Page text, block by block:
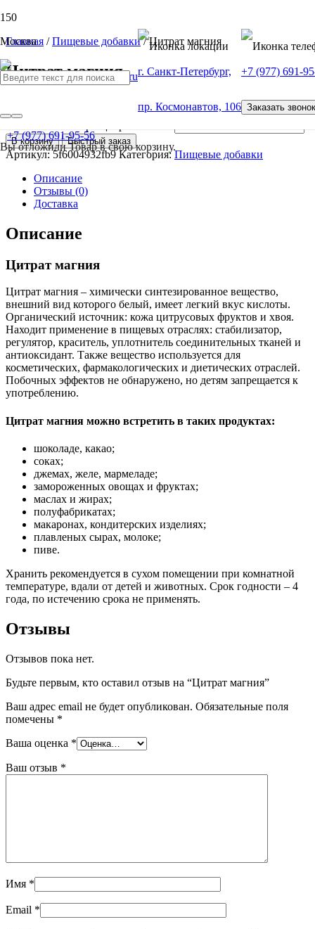
Москва
г. Санкт-Петербург,
пр. Космонавтов, 106
+7 (977) 691-
Заказать звонок
Вы отложилиТоварв свою корзину.
+7 (977) 691-95-56
Главная /Пищевые добавки/ Цитрат магния
Цитрат магния
В корзину Быстрый заказ
Артикул:5f6004932fb9 Категория:Пищевые добавки
Описание
Отзывы (0)
Доставка
Описание
Цитрат магния
Цитрат магния – химически синтезированное вещество,
внешний вид которого белый, имеет легкий вкус кислоты.
Органический источник: кожа цитрусовых фруктов и хвоя.
Находит применение в пищевых отраслях: стабилизатор,
регулятор, краситель, уплотнитель соединительных тканей и
антиоксидант. Также вещество используется для
косметических, фармакологических и диетических отраслей.
Побочных эффектов не обнаружено, но детям запрещается к
употреблению.
Цитрат магния можно встретить в таких продуктах:
шоколаде, какао;
соках;
джемах, желе, мармеладе;
замороженных овощах и фруктах;
маслах и жирах;
полуфабрикатах;
макаронах, кондитерских изделиях;
плавленых сырах, молоке;
пиве.
Хранить рекомендуется в сухом помещении при комнатной
температуре, вдали от детей и животных. Срок годности – 4
года, по истечению срока не применять.
Отзывы
Отзывов пока нет.
Будьте первым, кто оставил отзыв на “Цитрат магния”
Ваш адрес email не будет опубликован. Обязательные поля
помечены *
Ваша оценка *
Ваш отзыв *
Имя *
Email *